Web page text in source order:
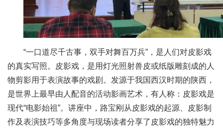
“一口道尽千古事，双手对舞百万兵”，是人们对皮影戏
的真实写照。皮影戏，是用灯光照射兽皮或纸版雕刻成的人
物剪影用于表演故事的戏剧。发源于我国西汉时期的陕西，
是世界上最早由人配音的活动影画艺术，有人称：皮影戏是
现代“电影始祖”。讲座中，路宝刚从皮影戏的起源、皮影制
作及表演技巧等多角度与现场读者分享了皮影戏的独特魅力